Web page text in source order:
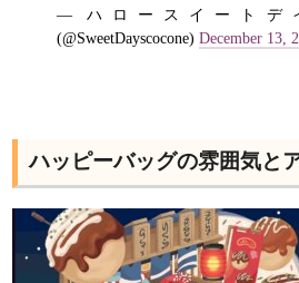
— ハロースイートデ
(@SweetDayscocone)December 13,
ハッピーバッグの雰囲気と